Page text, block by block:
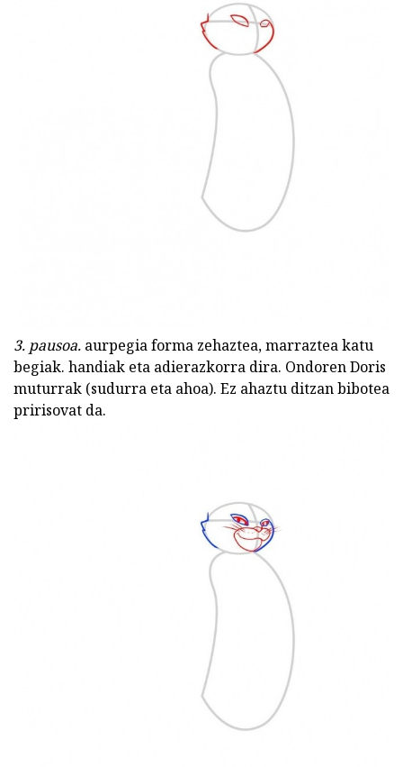
3. pausoa. aurpegia forma zehaztea, marraztea katu
begiak. handiak eta adierazkorra dira. Ondoren Doris
muturrak (sudurra eta ahoa). Ez ahaztu ditzan bibotea
pririsovat da.